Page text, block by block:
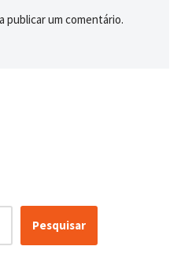
publicar um comentário.
Pesquisar